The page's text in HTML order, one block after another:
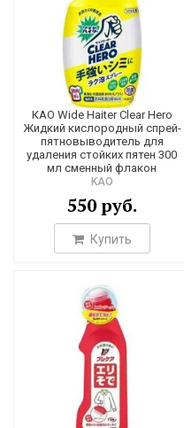
КАО Wide Haiter Clear Hero
Жидкий кислородный спрей-
пятновыводитель для
удаления стойких пятен 300
мл сменный флакон
KAO
550 руб.
Купить